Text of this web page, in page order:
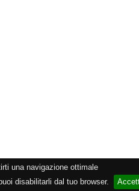
una navigazione ottimale
disabilitarli dal tuo browser.
- Lic. SIAE 2552/1/2523 - Visitor #